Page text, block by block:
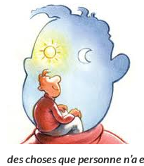
des choses que personne n’a